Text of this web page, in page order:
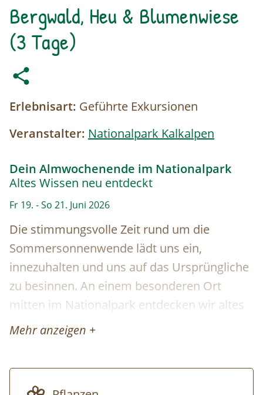
Bergwald, Heu & Blumenwiese
(3 Tage)
Erlebnisart: Geführte Exkursionen
Veranstalter: Nationalpark Kalkalpen
Dein Almwochenende im Nationalpark
Altes Wissen neu entdeckt
Fr 19. - So 21. Juni 2026
Die stimmungsvolle Zeit rund um die
Sommersonnenwende lädt uns ein,
innezuhalten und uns auf das Ursprüngliche
zu besinnen. An einem besonderen Ort
mitten im Nationalpark entdecken wir altes
Wissen neu – von handwerklichen
Fähigkeiten über traditionelle Küche bis hin
Mehr anzeigen +